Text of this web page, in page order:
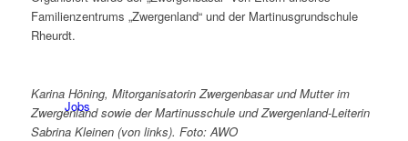
Jobs
Familienzentrums „Zwergenland“ und der Martinusgrundschule
Rheurdt.
Karina Höning, Mitorganisatorin Zwergenbasar und Mutter im
Zwergenland sowie der Martinusschule und Zwergenland-Leiterin
Sabrina Kleinen (von links). Foto: AWO